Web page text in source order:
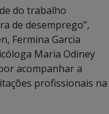
do trabalho
de desemprego”,
Fermina Garcia
Maria Odiney
acompanhar a
profissionais na